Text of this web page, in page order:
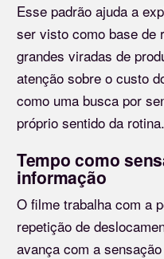
Esse padrão ajuda a
ser visto como base de
grandes viradas de
atenção sobre o custo
como uma busca por
próprio sentido da rotina.
Tempo como
informação
O filme trabalha com a
repetição de
avança com a